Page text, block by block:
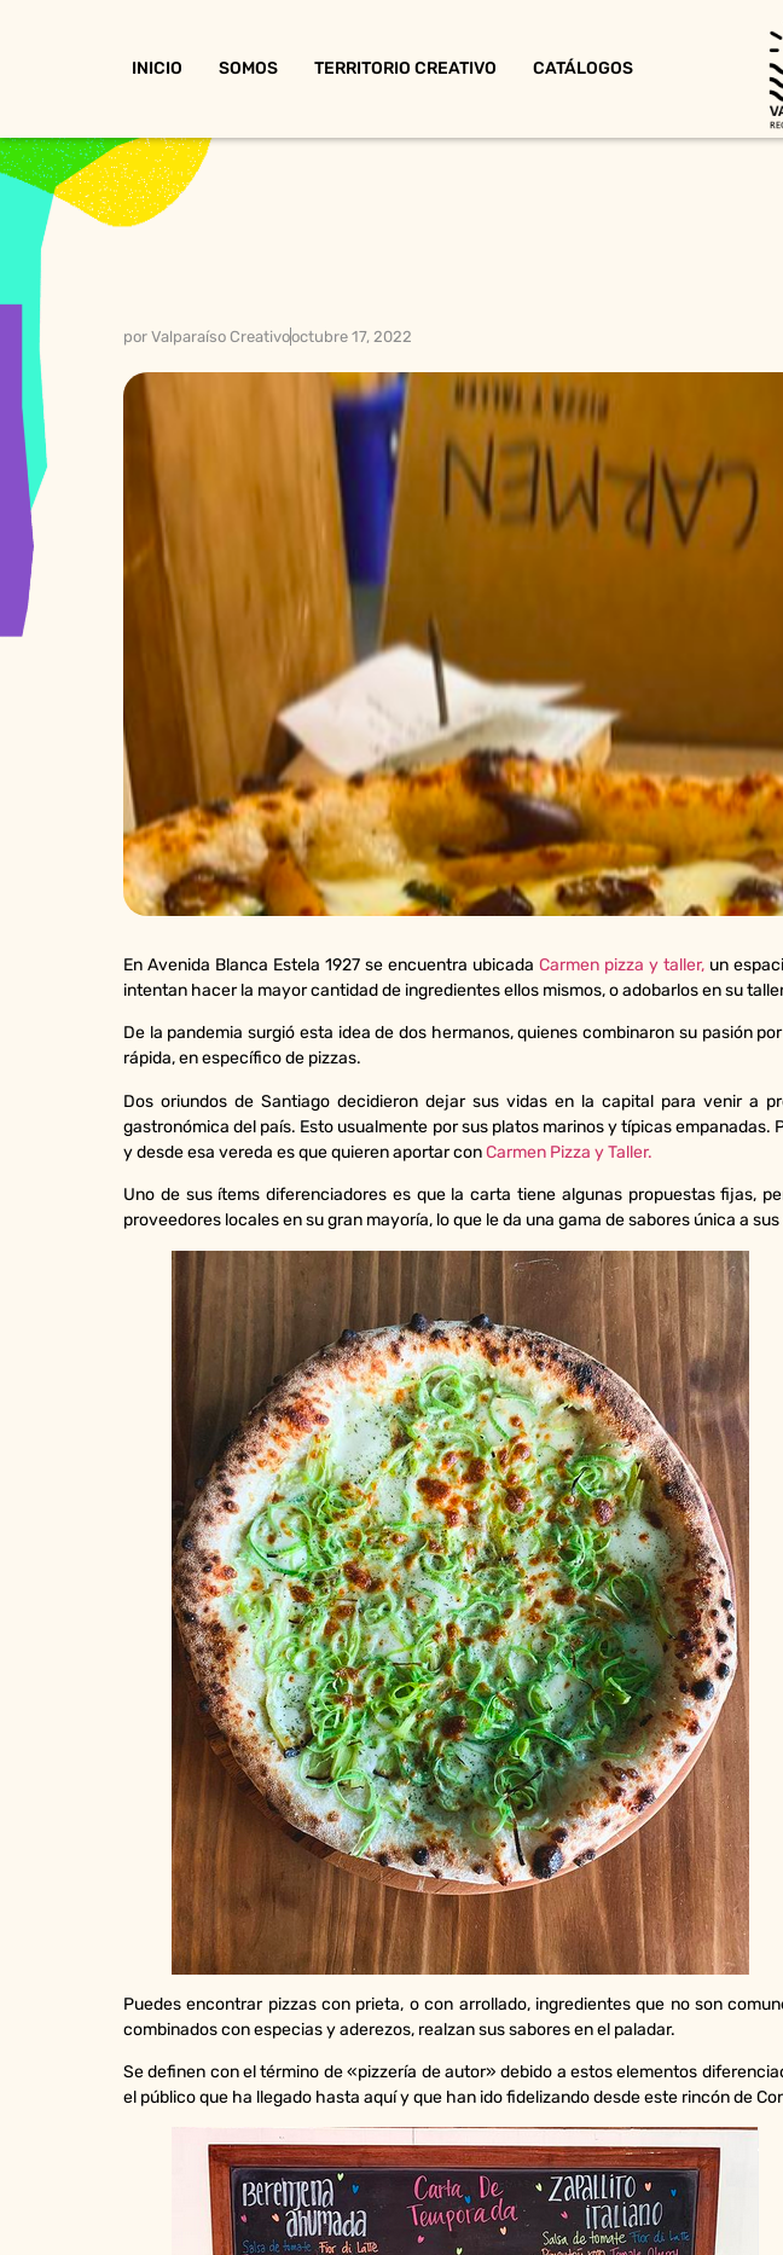
INICIO SOMOS TERRITORIO CREATIVO CATÁLOGOS
por Valparaíso Creativooctubre 17, 2022
En Avenida Blanca Estela 1927 se encuentra ubicada Carmen pizza y taller, un
intentan hacer la mayor cantidad de ingredientes ellos mismos, o adobarlos en su
De la pandemia surgió esta idea de dos hermanos, quienes combinaron su pasión
rápida, en específico de pizzas.
Dos oriundos de Santiago decidieron dejar sus vidas en la capital para venir a
gastronómica del país. Esto usualmente por sus platos marinos y típicas
y desde esa vereda es que quieren aportar conCarmen Pizza y Taller.
Uno de sus ítems diferenciadores es que la carta tiene algunas propuestas fijas,
proveedores locales en su gran mayoría, lo que le da una gama de sabores única a
Puedes encontrar pizzas con prieta, o con arrollado, ingredientes que no son
combinados con especias y aderezos, realzan sus sabores en el paladar.
Se definen con el término de «pizzería de autor» debido a estos elementos
el público que ha llegado hasta aquí y que han ido fidelizando desde este rincón de